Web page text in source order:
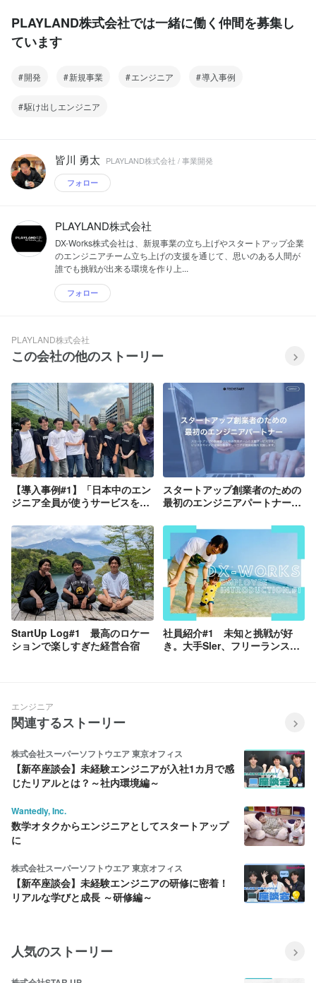
PLAYLAND株式会社では一緒に働く仲間を募集し
ています
開発 新規事業 エンジニア 導入事例
駆け出しエンジニア
皆川 勇太 PLAYLAND株式会社 / 事業開発
フォロー
PLAYLAND株式会社
DX-Works株式会社は、新規事業の立ち上げやスタートアップ企業
のエンジニアチーム立ち上げの支援を通じて、思いのある人間が
誰でも挑戦が出来る環境を作り上...
フォロー
PLAYLAND株式会社
この会社の他のストーリー
【導入事例#1】「日本中のエン
ジニア全員が使うサービスを目
の挑戦〜」
スタートアップ創業者のための
最初のエンジニアパートナー
支援サービス
「TECHSTART（テックスター
ト）」正式リリース。
StartUp Log#1 最高のロケー
ションで楽しすぎた経営合宿
社員紹介#1 未知と挑戦が好
き。大手Sler、フリーランス、
エンジニア
関連するストーリー
株式会社スーパーソフトウエア 東京オフィス
【新卒座談会】未経験エンジニアが入社1カ月で感
じたリアルとは？～社内環境編～
Wantedly, Inc.
数学オタクからエンジニアとしてスタートアップ
に
株式会社スーパーソフトウエア 東京オフィス
【新卒座談会】未経験エンジニアの研修に密着！
リアルな学びと成長 ～研修編～
人気のストーリー